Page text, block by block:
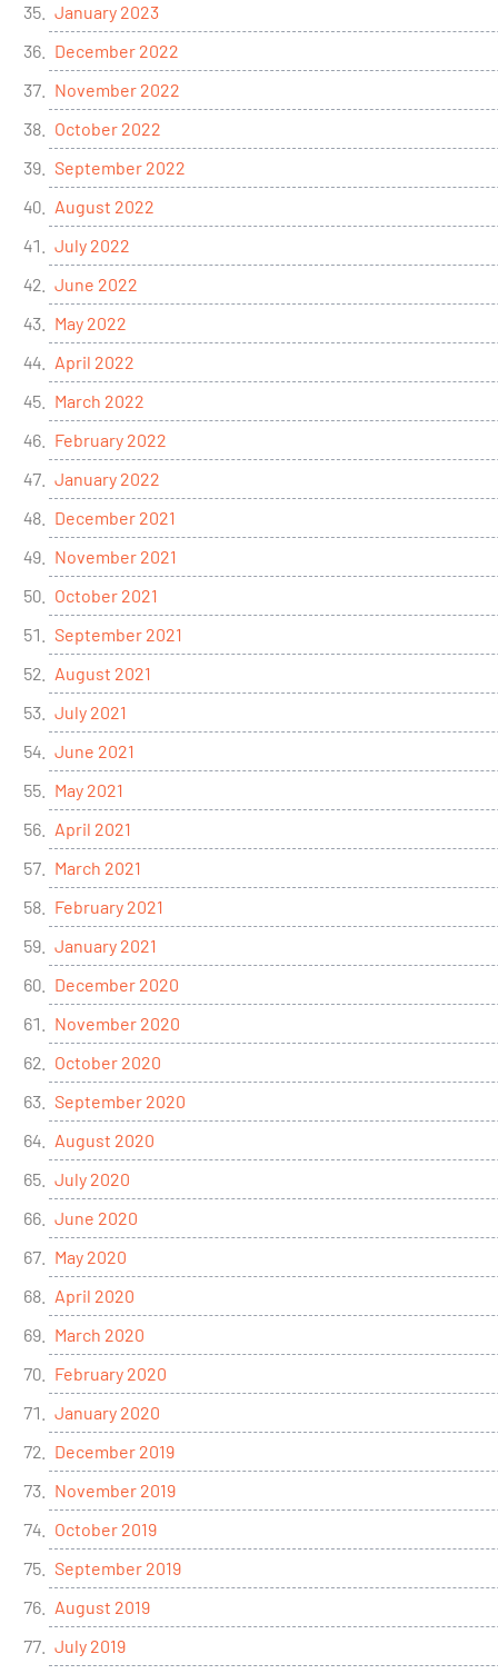
January 2023
December 2022
November 2022
October 2022
September 2022
August 2022
July 2022
June 2022
May 2022
April 2022
March 2022
February 2022
January 2022
December 2021
November 2021
October 2021
September 2021
August 2021
July 2021
June 2021
May 2021
April 2021
March 2021
February 2021
January 2021
December 2020
November 2020
October 2020
September 2020
August 2020
July 2020
June 2020
May 2020
April 2020
March 2020
February 2020
January 2020
December 2019
November 2019
October 2019
September 2019
August 2019
July 2019